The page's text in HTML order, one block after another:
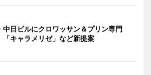
中日ビルにクロワッサン＆プリン専門
キャラメリゼ」など新提案